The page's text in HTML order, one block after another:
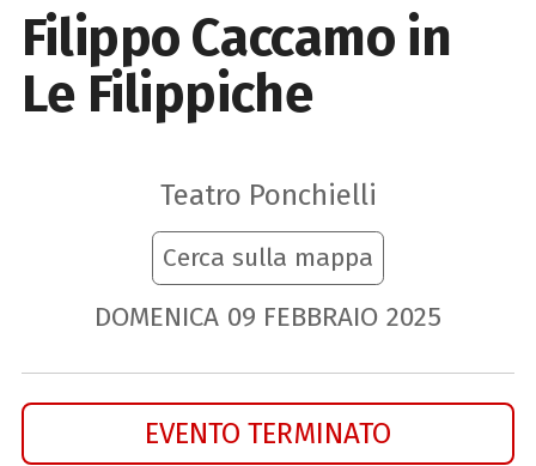
Filippo Caccamo in
Le Filippiche
Teatro Ponchielli
Cerca sulla mappa
DOMENICA 09 FEBBRAIO 2025
EVENTO TERMINATO